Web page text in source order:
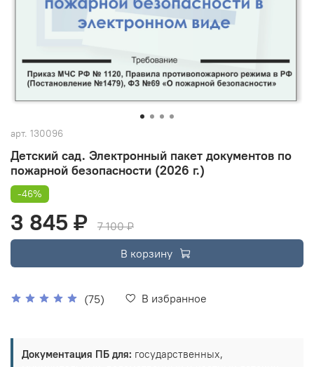
арт. 130096
Детский сад. Электронный пакет документов по
пожарной безопасности (2026 г.)
(75) В избранное
-46%
3 845 ₽
7 100 ₽
В корзину
Документация ПБ для: государственных,